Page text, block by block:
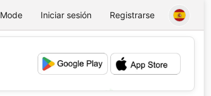
Mode Iniciar sesión Registrarse
💕